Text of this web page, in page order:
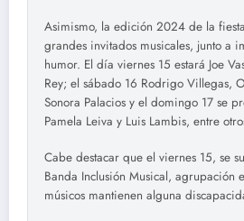
Asimismo, la edición 2024 de la
grandes invitados musicales, junto a
humor. El día viernes 15 estará Joe
Rey; el sábado 16 Rodrigo Villegas,
Sonora Palacios y el domingo 17 se
Pamela Leiva y Luis Lambis, entre
Cabe destacar que el viernes 15, se
Banda Inclusión Musical, agrupación
músicos mantienen alguna